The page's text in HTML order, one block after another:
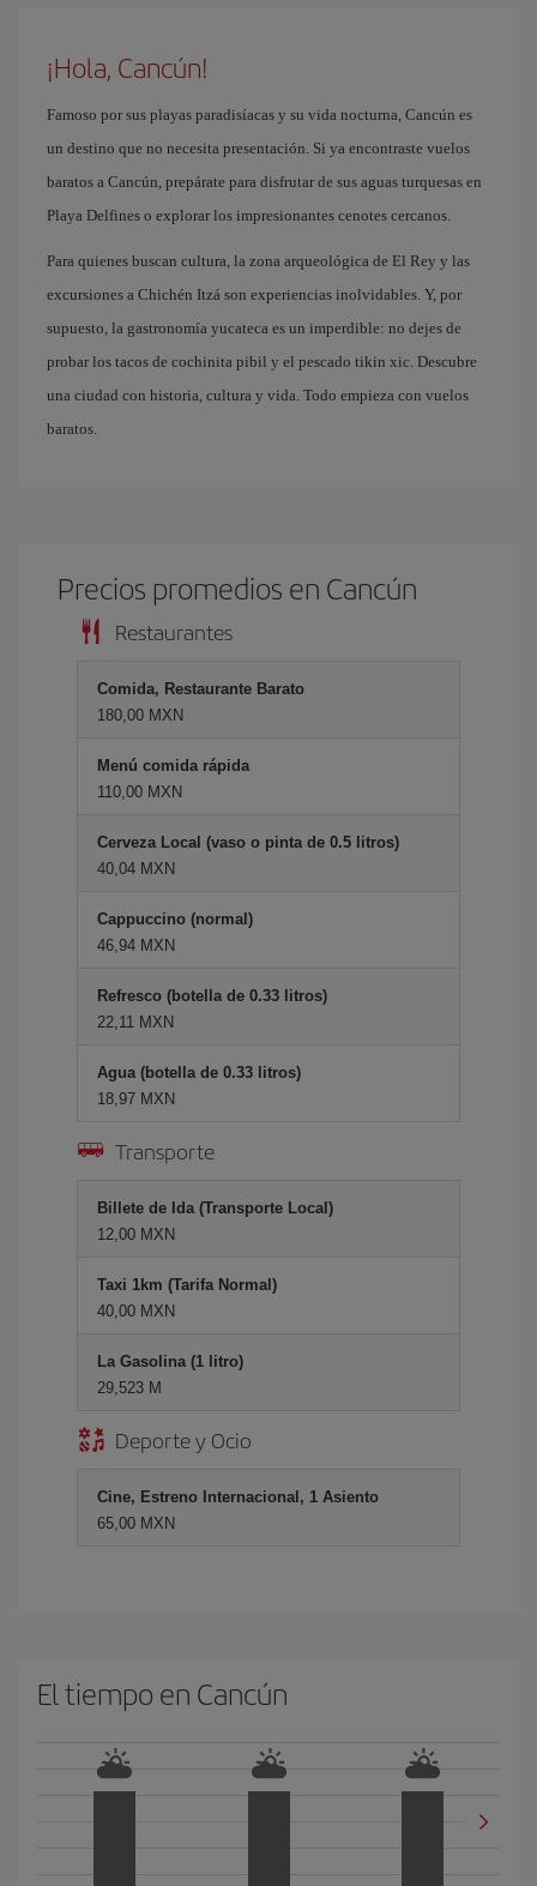
¡Hola, Cancún!
Famoso por sus playas paradisíacas y su vida nocturna, Cancún es
un destino que no necesita presentación. Si ya encontraste vuelos
baratos a Cancún, prepárate para disfrutar de sus aguas turquesas en
Playa Delfines o explorar los impresionantes cenotes cercanos.
Para quienes buscan cultura, la zona arqueológica de El Rey y las
excursiones a Chichén Itzá son experiencias inolvidables. Y, por
supuesto, la gastronomía yucateca es un imperdible: no dejes de
probar los tacos de cochinita pibil y el pescado tikin xic. Descubre
una ciudad con historia, cultura y vida. Todo empieza con vuelos
baratos.
Precios promedios en Cancún
Restaurantes
Comida, Restaurante Barato
180,00 MXN
Menú comida rápida
110,00 MXN
Cerveza Local (vaso o pinta de 0.5 litros)
40,04 MXN
Cappuccino (normal)
46,94 MXN
Refresco (botella de 0.33 litros)
22,11 MXN
Agua (botella de 0.33 litros)
18,97 MXN
Transporte
Billete de Ida (Transporte Local)
12,00 MXN
Taxi 1km (Tarifa Normal)
40,00 MXN
La Gasolina (1 litro)
29,523 M
Deporte y Ocio
Cine, Estreno Internacional, 1 Asiento
65,00 MXN
El tiempo en Cancún